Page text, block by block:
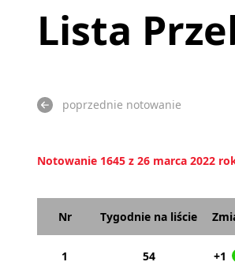
Lista
poprzednie notowanie
Notowanie 1645 z 26 marca 2022
Nr Tygodnie na liście
1 54 +1